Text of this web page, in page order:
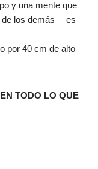
y una mente que
de los demás— es
por 40 cm de alto
TODO LO QUE